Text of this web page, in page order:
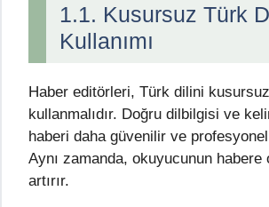
1.1. Kusursuz Türk
Kullanımı
Haber editörleri, Türk dilini
kullanmalıdır. Doğru dilbilgisi ve
haberi daha güvenilir ve
Aynı zamanda, okuyucunun habere
artırır.